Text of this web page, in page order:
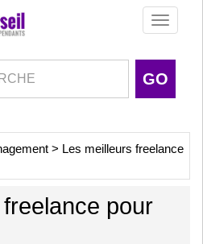
Toggle
> Les meilleurs freelance
pour